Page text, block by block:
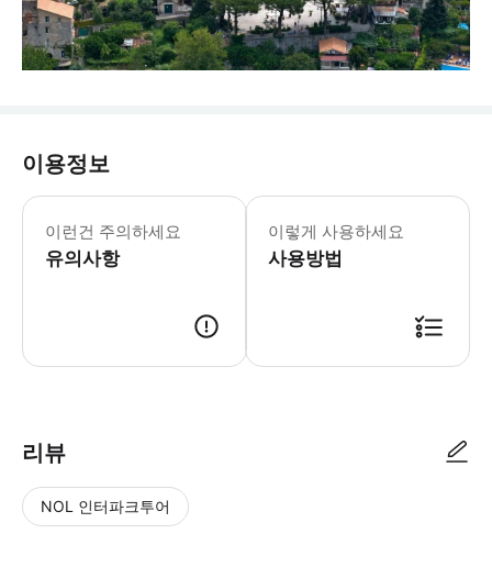
이용정보
이런건 주의하세요
유의사항
이렇게 사용하세요
사용방법
리뷰
NOL 인터파크투어